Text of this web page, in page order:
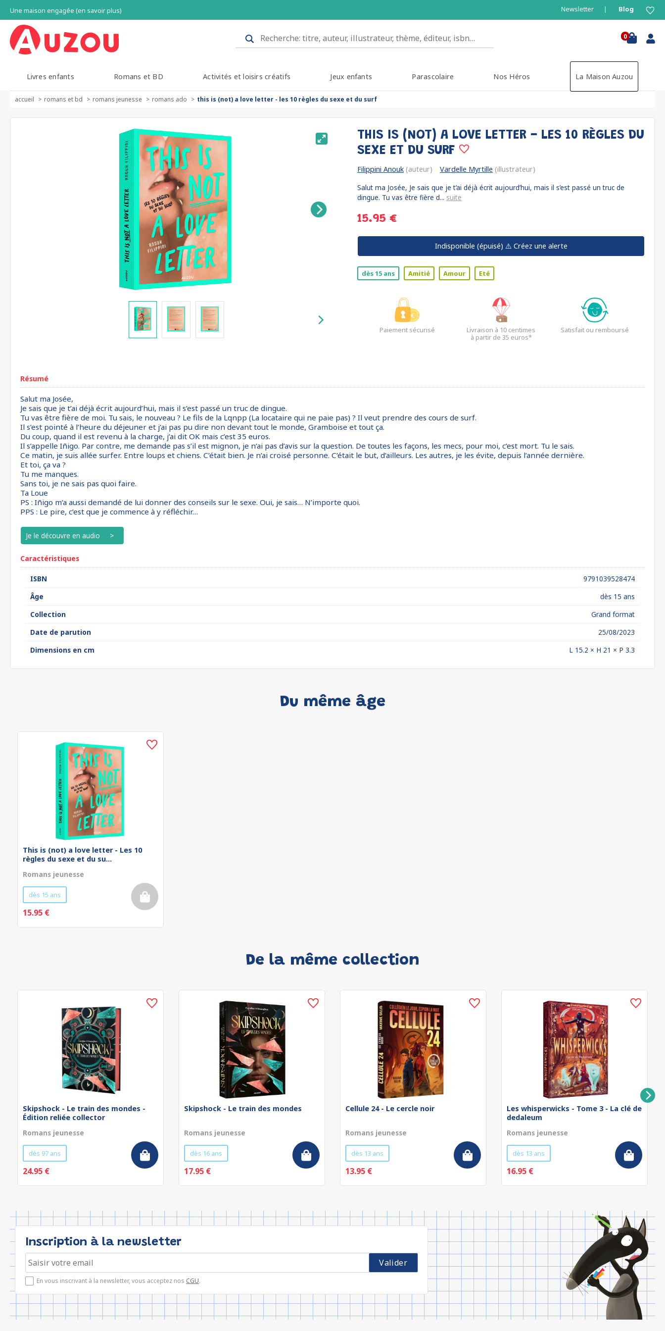
Une maison engagée (en savoir plus) Newsletter Blog
0
Livres enfants Romans et BD Activités et loisirs créatifs Jeux enfants Parascolaire Nos Héros La Maison Auzou
accueil romans et bd romans jeunesse romans ado this is (not) a love letter - les 10 règles du sexe et du surf
THIS IS (NOT) A LOVE LETTER - LES 10 RÈGLES DU
SEXE ET DU SURF
Filippini Anouk (auteur) Vardelle Myrtille (illustrateur)
Salut ma Josée, Je sais que je t’ai déjà écrit aujourd’hui, mais il s’est passé un truc de
dingue. Tu vas être fière d... suite
15.95 €
Indisponible (épuisé) ⚠️ Créez une alerte
dès 15 ans Amitié Amour Eté
Paiement sécurisé
Livraison à 10 centimes
à partir de 35 euros*
Satisfait ou remboursé
Résumé
Salut ma Josée,
Je sais que je t’ai déjà écrit aujourd’hui, mais il s’est passé un truc de dingue.
Tu vas être fière de moi. Tu sais, le nouveau ? Le fils de la Lqnpp (La locataire qui ne paie pas) ? Il veut prendre des cours de surf.
Il s’est pointé à l’heure du déjeuner et j’ai pas pu dire non devant tout le monde, Gramboise et tout ça.
Du coup, quand il est revenu à la charge, j’ai dit OK mais c’est 35 euros.
Il s’appelle Iñigo. Par contre, me demande pas s’il est mignon, je n’ai pas d’avis sur la question. De toutes les façons, les mecs, pour moi, c’est mort. Tu le sais.
Ce matin, je suis allée surfer. Entre loups et chiens. C’était bien. Je n’ai croisé personne. C’était le but, d’ailleurs. Les autres, je les évite, depuis l’année dernière.
Et toi, ça va ?
Tu me manques.
Sans toi, je ne sais pas quoi faire.
Ta Loue
PS : Iñigo m’a aussi demandé de lui donner des conseils sur le sexe. Oui, je sais… N’importe quoi.
PPS : Le pire, c’est que je commence à y réfléchir…
Je le découvre en audio
Caractéristiques
ISBN
9791039528474
Âge
dès 15 ans
Collection
Grand format
Date de parution
25/08/2023
Dimensions en cm
L 15.2 × H 21 × P 3.3
Du même âge
This is (not) a love letter - Les 10
règles du sexe et du su...
Romans jeunesse
dès 15 ans
15.95 €
De la même collection
Skipshock - Le train des mondes -
Édition reliée collector
Romans jeunesse
dès 97 ans
24.95 €
Skipshock - Le train des mondes
Romans jeunesse
dès 16 ans
17.95 €
Cellule 24 - Le cercle noir
Romans jeunesse
dès 13 ans
13.95 €
Les whisperwicks - Tome 3 - La clé de
dedaleum
Romans jeunesse
dès 13 ans
16.95 €
Inscription à la newsletter
En vous inscrivant à la newsletter, vous acceptez nos CGU.